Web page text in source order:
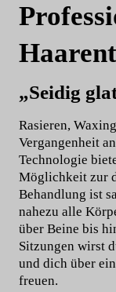
„Seidig
Rasieren,
Vergangenheit
Technologie
Möglichkeit zur
Behandlung ist
nahezu alle
über Beine bis
Sitzungen wirst
und dich über
freuen.